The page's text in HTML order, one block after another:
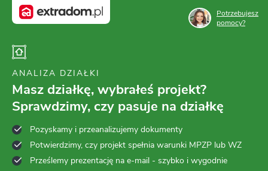
ANALIZA DZIAŁKI
Masz działkę, wybrałeś projekt?
Sprawdzimy, czy pasuje na działkę
Pozyskamy i przeanalizujemy dokumenty
Potwierdzimy, czy projekt spełnia warunki MPZP lub WZ
Prześlemy prezentację na e-mail - szybko i wygodnie
Potrzebujesz
pomocy?